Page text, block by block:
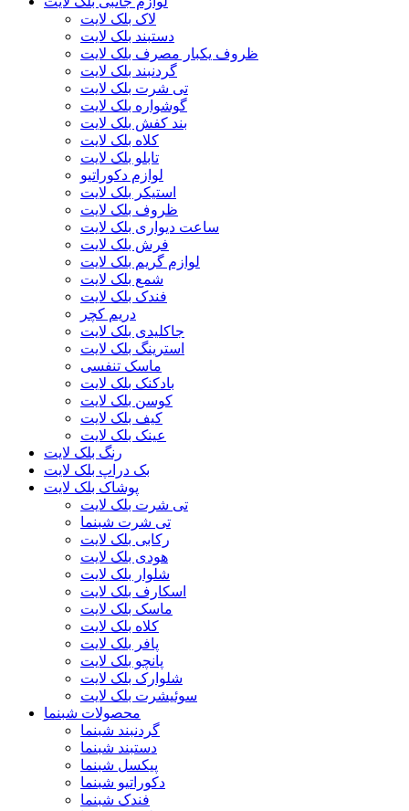
لاک بلک لایت
دستبند بلک لایت
ظروف یکبار مصرف بلک لایت
گردنبند بلک لایت
تی شرت بلک لایت
گوشواره بلک لایت
بند کفش بلک لایت
کلاه بلک لایت
تابلو بلک لایت
لوازم دکوراتیو
استیکر بلک لایت
ظروف بلک لایت
ساعت دیواری بلک لایت
فرش بلک لایت
لوازم گریم بلک لایت
شمع بلک لایت
فندک بلک لایت
دریم کچر
جاکلیدی بلک لایت
استرینگ بلک لایت
ماسک تنفسی
بادکنک بلک لایت
کوسن بلک لایت
کیف بلک لایت
عینک بلک لایت
رنگ بلک لایت
بک دراپ بلک لایت
پوشاک بلک لایت
تی شرت بلک لایت
تی شرت شبنما
رکابی بلک لایت
هودی بلک لایت
شلوار بلک لایت
اسکارف بلک لایت
ماسک بلک لایت
کلاه بلک لایت
پافر بلک لایت
پانچو بلک لایت
شلوارک بلک لایت
سوئیشرت بلک لایت
محصولات شبنما
گردنبند شبنما
دستبند شبنما
پیکسل شبنما
دکوراتیو شبنما
فندک شبنما